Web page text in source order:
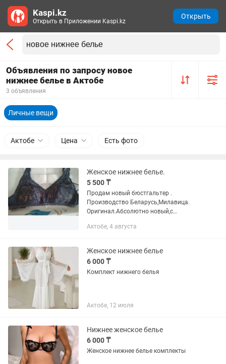
Объявления по запросу новое
нижнее белье в Актобе
3 объявления
Личные вещи
Актобе Цена Есть фото
Женское нижнее белье.
5 500 ₸
Продам новый бюстгальтер .
Производство Беларусь,Милавица.
Оригинал.Абсолютно новый,с
Цвет темно синий. Размер 70-D.
Актобе, 4 августа
Женское нижнее белье
6 000 ₸
Комплект нижнего белья
Актобе, 12 июля
Нижнее женское белье
6 000 ₸
Женское нижнее белье комплекты
Kaspi.kz
Открыть в Приложении Kaspi.kz
Открыть